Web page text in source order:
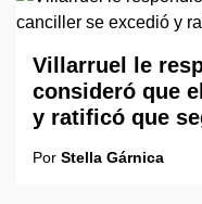
Villarruel le
consideró que
y ratificó que
Por Stella Gárnica